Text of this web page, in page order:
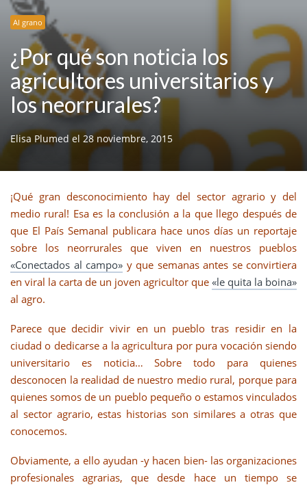
Al grano
¿Por qué son noticia los
agricultores universitarios y
los neorrurales?
Elisa Plumed el 28 noviembre, 2015
¡Qué gran desconocimiento hay del sector agrario y del
medio rural! Esa es la conclusión a la que llego después de
que El País Semanal publicara hace unos días un reportaje
sobre los neorrurales que viven en nuestros pueblos
«Conectados al campo» y que semanas antes se convirtiera
en viral la carta de un joven agricultor que «le quita la boina»
al agro.
Parece que decidir vivir en un pueblo tras residir en la
ciudad o dedicarse a la agricultura por pura vocación siendo
universitario es noticia… Sobre todo para quienes
desconocen la realidad de nuestro medio rural, porque para
quienes somos de un pueblo pequeño o estamos vinculados
al sector agrario, estas historias son similares a otras que
conocemos.
Obviamente, a ello ayudan -y hacen bien- las organizaciones
profesionales agrarias, que desde hace un tiempo se